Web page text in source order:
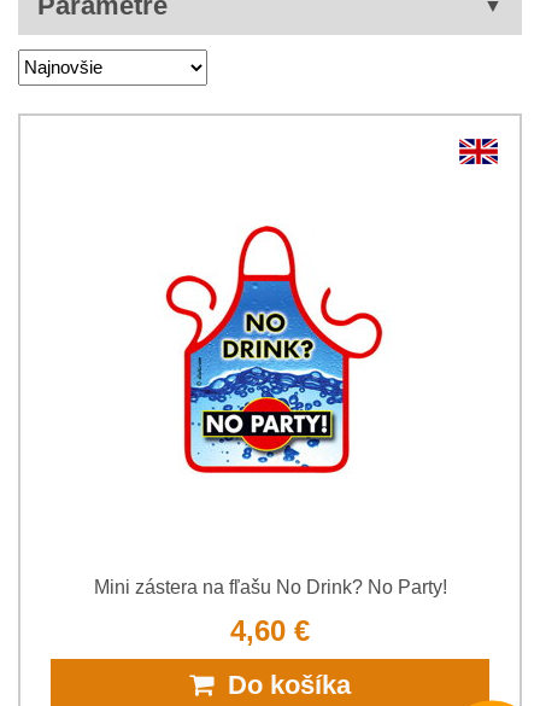
Mini zástera na fľašu No Drink? No Party!
4,60 €
Do košíka